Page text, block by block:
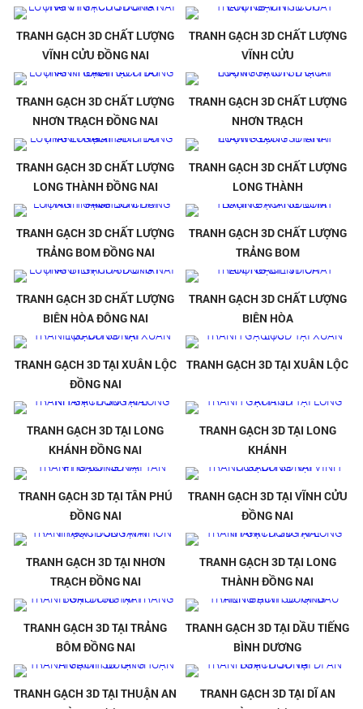
TRANH GẠCH 3D CHẤT LƯỢNG
VĨNH CỬU ĐỒNG NAI
TRANH GẠCH 3D CHẤT LƯỢNG
VĨNH CỬU
TRANH GẠCH 3D CHẤT LƯỢNG
NHƠN TRẠCH ĐỒNG NAI
TRANH GẠCH 3D CHẤT LƯỢNG
NHƠN TRẠCH
TRANH GẠCH 3D CHẤT LƯỢNG
LONG THÀNH ĐỒNG NAI
TRANH GẠCH 3D CHẤT LƯỢNG
LONG THÀNH
TRANH GẠCH 3D CHẤT LƯỢNG
TRẢNG BOM ĐỒNG NAI
TRANH GẠCH 3D CHẤT LƯỢNG
TRẢNG BOM
TRANH GẠCH 3D CHẤT LƯỢNG
BIÊN HÒA ĐÔNG NAI
TRANH GẠCH 3D CHẤT LƯỢNG
BIÊN HÒA
TRANH GẠCH 3D TẠI XUÂN LỘC
ĐỒNG NAI
TRANH GẠCH 3D TẠI XUÂN LỘC
TRANH GẠCH 3D TẠI LONG
KHÁNH ĐỒNG NAI
TRANH GẠCH 3D TẠI LONG
KHÁNH
TRANH GẠCH 3D TẠI TÂN PHÚ
ĐỒNG NAI
TRANH GẠCH 3D TẠI VĨNH CỬU
ĐỒNG NAI
TRANH GẠCH 3D TẠI NHƠN
TRẠCH ĐỒNG NAI
TRANH GẠCH 3D TẠI LONG
THÀNH ĐỒNG NAI
TRANH GẠCH 3D TẠI TRẢNG
BÔM ĐỒNG NAI
TRANH GẠCH 3D TẠI DẦU TIẾNG
BÌNH DƯƠNG
TRANH GẠCH 3D TẠI THUẬN AN
TRANH GẠCH 3D TẠI DĨ AN